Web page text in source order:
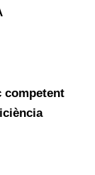
competent